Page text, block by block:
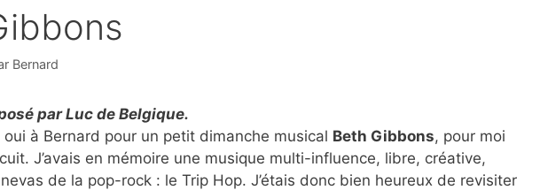
Bernard
par Luc de Belgique.
oui à Bernard pour un petit dimanche musical Beth Gibbons, pour moi
J’avais en mémoire une musique multi-influence, libre, créative,
de la pop-rock : le Trip Hop. J’étais donc bien heureux de revisiter